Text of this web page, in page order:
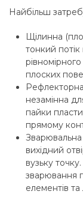
Найбільш
Щілинна
тонкий
плоских
незамінна
пайки
прямому
вихідний
вузьку
зварювання
елементів та